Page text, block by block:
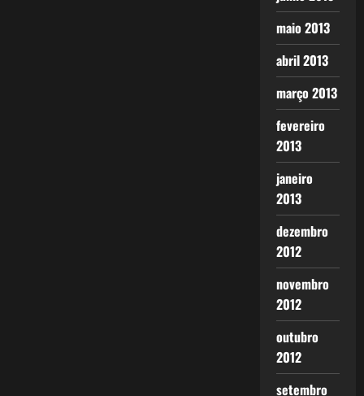
maio 2013
abril 2013
março 2013
fevereiro
2013
janeiro
2013
dezembro
2012
novembro
2012
outubro
2012
setembro